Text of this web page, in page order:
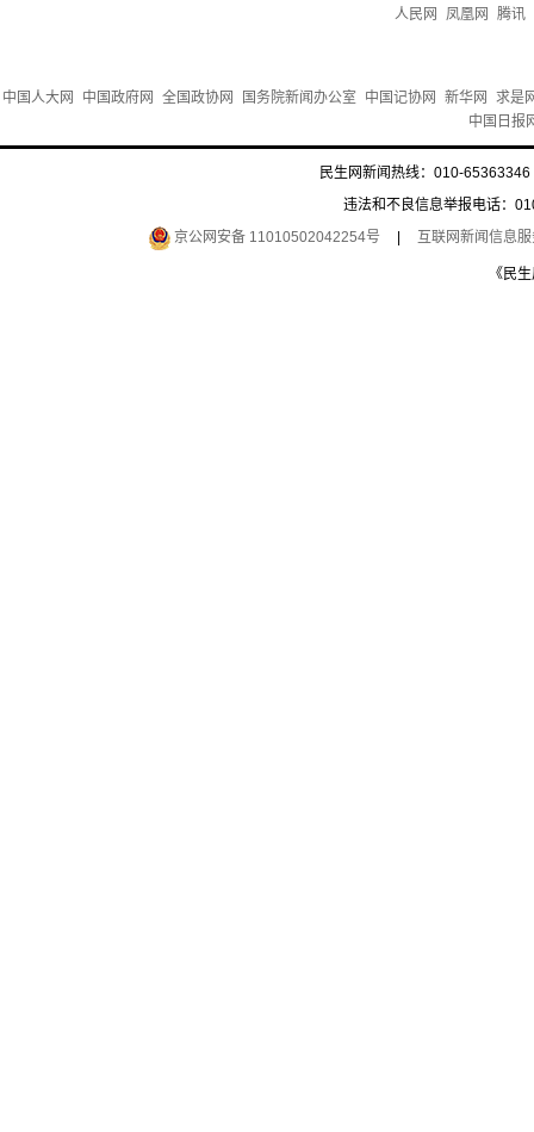
人民网 凤凰网 腾讯
中国人大网 中国政府网 全国政协网 国务院新闻办公室 中国记协网 新华网
求是
中国日报
民生网新闻热线：010-
违法和不良信息举报电话：
京公网安备 11010502042254号
互联网新闻信息
《民